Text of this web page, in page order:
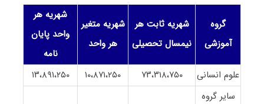
گروه
آموزشی
شهریه ثابت هر
نیمسال تحصیلی
شهریه متغیر
هر واحد
شهریه هر
واحد پایان
نامه
علوم انسانی
۷۳،۳۱۸،۷۵۰ ۱۰،۸۷۱،۲۵۰
۱۳،۸۹۱،۲۵۰
سایر گروه